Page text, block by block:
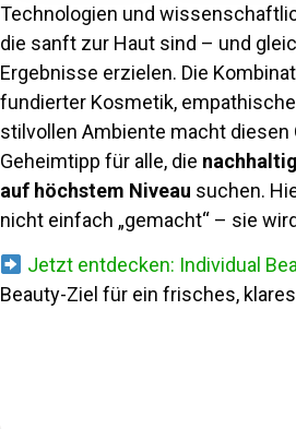
Technologien und
die sanft zur Haut sind – und
Ergebnisse erzielen. Die
fundierter Kosmetik,
stilvollen Ambiente macht diesen
Geheimtipp für alle, die
auf höchstem Niveau suchen.
nicht einfach „gemacht“ – sie
Jetzt entdecken: Individual
Beauty-Ziel für ein frisches,